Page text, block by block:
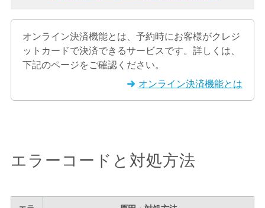
オンライン決済機能とは、予約時にお客様がクレジ
ットカードで決済できるサービスです。詳しくは、
下記のページをご確認ください。
オンライン決済機能とは
エラーコードと対処方法